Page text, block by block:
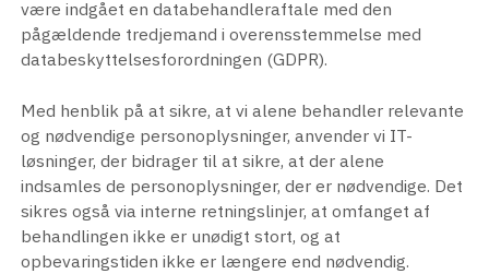
være indgået en databehandleraftale med den
pågældende tredjemand i overensstemmelse med
databeskyttelsesforordningen (GDPR).
Med henblik på at sikre, at vi alene behandler relevante
og nødvendige personoplysninger, anvender vi IT-
løsninger, der bidrager til at sikre, at der alene
indsamles de personoplysninger, der er nødvendige. Det
sikres også via interne retningslinjer, at omfanget af
behandlingen ikke er unødigt stort, og at
opbevaringstiden ikke er længere end nødvendig.